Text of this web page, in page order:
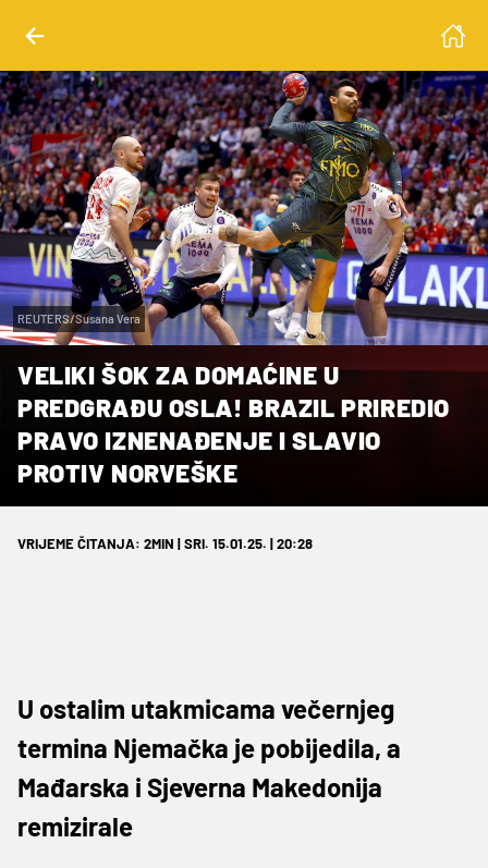
REUTERS/Susana Vera
VELIKI ŠOK ZA DOMAĆINE U
PREDGRAĐU OSLA! BRAZIL PRIREDIO
PRAVO IZNENAĐENJE I SLAVIO
PROTIV NORVEŠKE
VRIJEME ČITANJA: 2MIN | SRI. 15.01.25. | 20:28
U ostalim utakmicama večernjeg
termina Njemačka je pobijedila, a
Mađarska i Sjeverna Makedonija
remizirale